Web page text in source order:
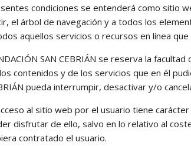
condiciones se entenderá como sitio
el árbol de navegación y a todos los
aquellos servicios o recursos en línea
SAN CEBRIÁN se reserva la
contenidos y de los servicios que en él
pueda interrumpir, desactivar y/o
al sitio web por el usuario tiene
disfrutar de ello, salvo en lo relativo al
contratado el usuario.